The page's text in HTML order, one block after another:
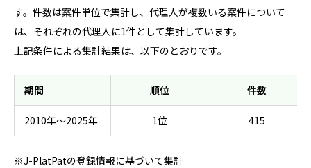
す。件数は案件単位で集計し、代理人が複数いる案件について
は、それぞれの代理人に1件として集計しています。
上記条件による集計結果は、以下のとおりです。
期間 順位 件数
2010年～2025年 1位 415
※J-PlatPatの登録情報に基づいて集計